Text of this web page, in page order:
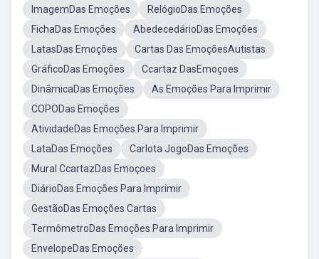
ImagemDas Emoções
RelógioDas Emoções
FichaDas Emoções
AbedecedárioDas Emoções
LatasDas Emoções
Cartas Das EmoçõesAutistas
GráficoDas Emoções
Ccartaz DasEmoçoes
DinâmicaDas Emoções
As Emoções Para Imprimir
COPODas Emoções
AtividadeDas Emoções Para Imprimir
LataDas Emoções
Carlota JogoDas Emoções
Mural CcartazDas Emoçoes
DiárioDas Emoções Para Imprimir
GestãoDas Emoções Cartas
TermômetroDas Emoções Para Imprimir
EnvelopeDas Emoções